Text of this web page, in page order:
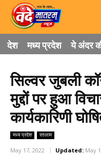
देश मध्य प्रदेश ये अंदर
सिल्वर जुबली
मुद्दों पर हुआ
कार्यकारिणी
मध्य प्रदेश रतलाम
May 17, 2022 Updated: May